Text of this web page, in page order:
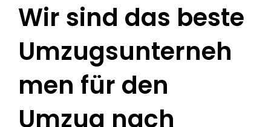
Wir sind das beste
Umzugsunterneh
men für den
Umzug nach